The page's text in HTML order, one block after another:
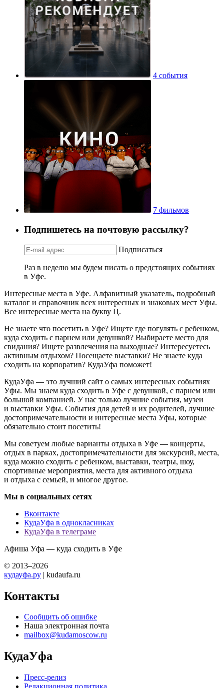
4 события
7 фильмов
Подпишетесь на почтовую рассылку?
Подписаться
Раз в неделю мы будем писать о предстоящих событиях
в Уфе.
Интересные места в Уфе. Алфавитный указатель, подробный
каталог и справочник всех интересных и знаковых мест Уфы.
Все интересные места на букву Ц.
Не знаете что посетить в Уфе? Ищете где погулять с ребенком,
куда сходить с парнем или девушкой? Выбираете место для
свидания? Ищете развлечения на выходные? Интересуетесь
активным отдыхом? Посещаете выставки? Не знаете куда
сходить на корпоратив? КудаУфа поможет!
КудаУфа — это лучший сайт о самых интересных событиях
Уфы. Мы знаем куда сходить в Уфе с девушкой, с парнем или
большой компанией. У нас только лучшие события, музеи
и выставки Уфы. События для детей и их родителей, лучшие
достопримечательности и интересные места Уфы, которые
обязательно стоит посетить!
Мы советуем любые варианты отдыха в Уфе — концерты,
отдых в парках, достопримечательности для экскурсий, места,
куда можно сходить с ребенком, выставки, театры, шоу,
спортивные мероприятия, места для активного отдыха
и отдыха с семьей, и многое другое.
Мы в социальных сетях
Вконтакте
КудаУфа в однокласниках
КудаУфа в телеграме
Афиша Уфа — куда сходить в Уфе
© 2013–2026
кудауфа.ру | kudaufa.ru
Контакты
Сообщить об ошибке
Наша электронная почта
mailbox@kudamoscow.ru
КудаУфа
Пресс-релиз